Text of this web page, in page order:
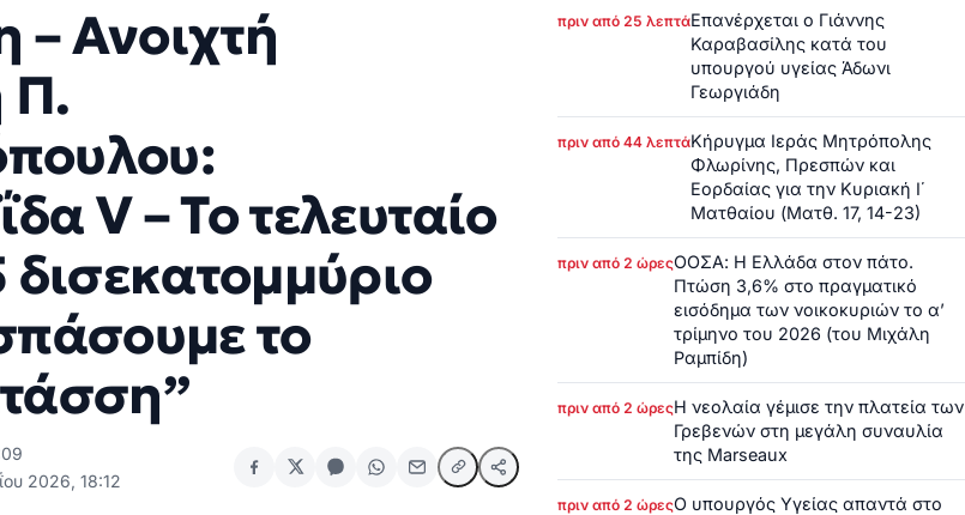
Ανοιχτή
Π.
V – Το τελευταίο
δισεκατομμύριο
το
2026, 18:12
πριν από 25 λεπτάΕπανέρχεται ο Γιάννης
Καραβασίλης κατά του
υπουργού υγείας Άδωνι
Γεωργιάδη
πριν από 44 λεπτάΚήρυγμα Ιεράς Μητρόπολης
Φλωρίνης, Πρεσπών και
Εορδαίας για την Κυριακή Ι΄
Ματθαίου (Ματθ. 17, 14-23)
πριν από 2 ώρεςΟΟΣΑ: Η Ελλάδα στον πάτο.
Πτώση 3,6% στο πραγματικό
εισόδημα των νοικοκυριών το α’
τρίμηνο του 2026 (του Μιχάλη
Ραμπίδη)
πριν από 2 ώρεςΗ νεολαία γέμισε την πλατεία των
Γρεβενών στη μεγάλη συναυλία
της Marseaux
πριν από 2 ώρεςΟ υπουργός Υγείας απαντά στο